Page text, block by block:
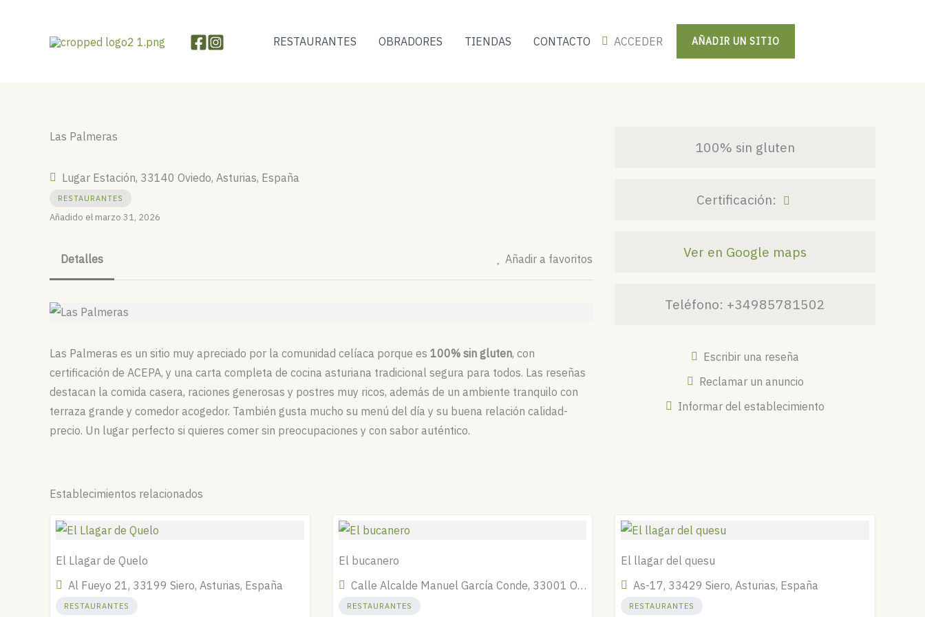
RESTAURANTES OBRADORES TIENDAS CONTACTO ACCEDER AÑADIR UN SITIO
Las Palmeras
Lugar Estación, 33140 Oviedo, Asturias, España
RESTAURANTES
Añadido el marzo 31, 2026
Detalles Añadir a favoritos
Las Palmeras es un sitio muy apreciado por la comunidad celíaca porque es 100% sin gluten, con
certificación de ACEPA, y una carta completa de cocina asturiana tradicional segura para todos. Las reseñas
destacan la comida casera, raciones generosas y postres muy ricos, además de un ambiente tranquilo con
terraza grande y comedor acogedor. También gusta mucho su menú del día y su buena relación calidad-
precio. Un lugar perfecto si quieres comer sin preocupaciones y con sabor auténtico.
100% sin gluten
Certificación:
Ver en Google maps
Teléfono: +34985781502
Escribir una reseña
Reclamar un anuncio
Informar del establecimiento
Establecimientos relacionados
El Llagar de Quelo
Al Fueyo 21, 33199 Siero, Asturias, España
RESTAURANTES
El bucanero
Calle Alcalde Manuel García Conde, 33001 Oviedo, Asturias, España
RESTAURANTES
El llagar del quesu
As-17, 33429 Siero, Asturias, España
RESTAURANTES